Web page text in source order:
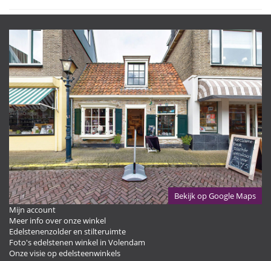
Bekijk op Google Maps
Mijn account
Meer info over onze winkel
Edelstenenzolder en stilteruimte
Foto's edelstenen winkel in Volendam
Onze visie op edelsteenwinkels